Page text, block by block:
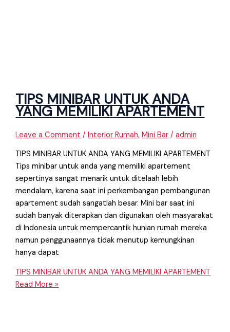
TIPS MINIBAR UNTUK ANDA
YANG MEMILIKI APARTEMENT
Leave a Comment /Interior Rumah,Mini Bar /admin
TIPS MINIBAR UNTUK ANDA YANG MEMILIKI APARTEMENT
Tips minibar untuk anda yang memiliki apartement
sepertinya sangat menarik untuk ditelaah lebih
mendalam, karena saat ini perkembangan pembangunan
apartement sudah sangatlah besar. Mini bar saat ini
sudah banyak diterapkan dan digunakan oleh masyarakat
di Indonesia untuk mempercantik hunian rumah mereka
namun penggunaannya tidak menutup kemungkinan
hanya dapat
TIPS MINIBAR UNTUK ANDA YANG MEMILIKI APARTEMENT
Read More »